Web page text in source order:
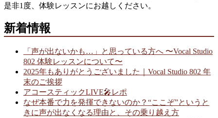
是非1度、体験レッスンにお越しください。
新着情報
「声が出ないかも…」と思っている方へ 〜Vocal Studio
802 体験レッスンについて〜
2025年もありがとうございました｜Vocal Studio 802 年
末のご挨拶
アコースティックLIVE🎤レポ
なぜ本番で力を発揮できないのか？“ここぞ”というと
きに声が出なくなる理由と、その乗り越え方